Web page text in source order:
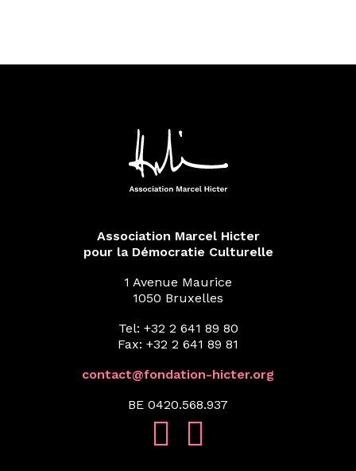
Association Marcel Hicter
pour la Démocratie Culturelle
1 Avenue Maurice
1050 Bruxelles
Tel: +32 2 641 89 80
Fax: +32 2 641 89 81
contact@fondation-hicter.org
BE 0420.568.937